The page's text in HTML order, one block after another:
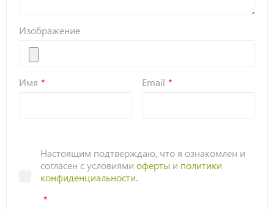
Изображение
Имя Email
Настоящим подтверждаю, что я ознакомлен и
согласен с условиями оферты и политики
конфиденциальности.